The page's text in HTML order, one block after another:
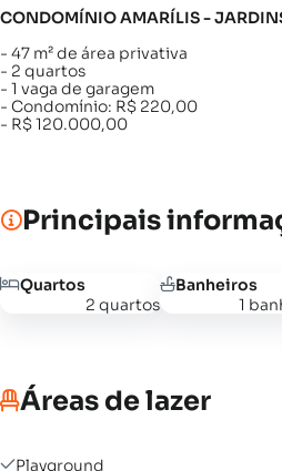
CONDOMÍNIO AMARÍLIS -
- 47 m² de área privativa
- 2 quartos
- 1 vaga de garagem
- Condomínio: R$ 220,00
- R$ 120.000,00
Principais
Quartos
2 quartos
Banheiros
1
Áreas de lazer
Playground